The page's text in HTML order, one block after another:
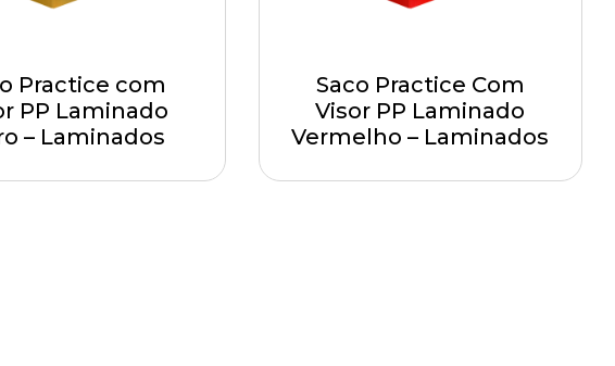
Practice com
PP Laminado
– Laminados
Saco Practice Com
Visor PP Laminado
Vermelho – Laminados